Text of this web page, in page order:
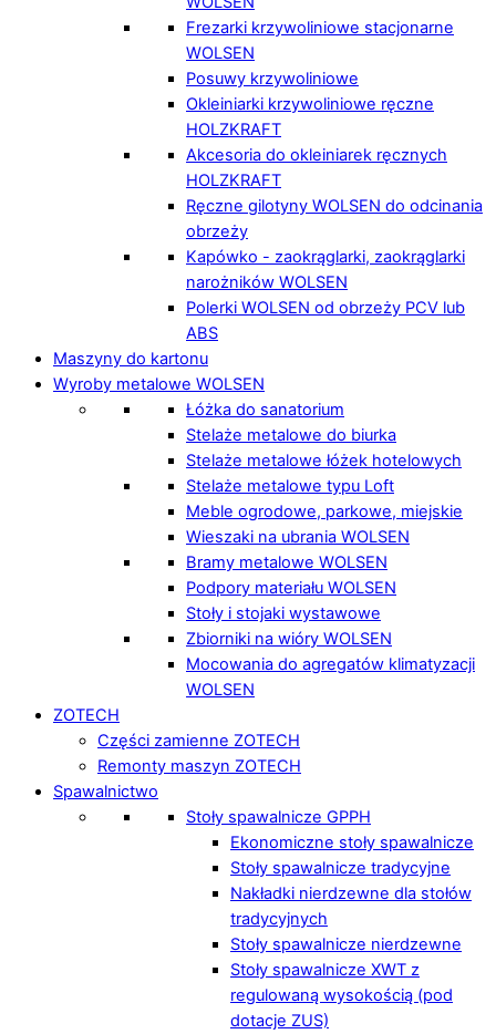
Frezarki krzywoliniowe stacjonarne
WOLSEN
Posuwy krzywoliniowe
Okleiniarki krzywoliniowe ręczne
HOLZKRAFT
Akcesoria do okleiniarek ręcznych
HOLZKRAFT
Ręczne gilotyny WOLSEN do odcinania
obrzeży
Kapówko - zaokrąglarki, zaokrąglarki
narożników WOLSEN
Polerki WOLSEN od obrzeży PCV lub
ABS
Maszyny do kartonu
Wyroby metalowe WOLSEN
Łóżka do sanatorium
Stelaże metalowe do biurka
Stelaże metalowe łóżek hotelowych
Stelaże metalowe typu Loft
Meble ogrodowe, parkowe, miejskie
Wieszaki na ubrania WOLSEN
Bramy metalowe WOLSEN
Podpory materiału WOLSEN
Stoły i stojaki wystawowe
Zbiorniki na wióry WOLSEN
Mocowania do agregatów klimatyzacji
WOLSEN
ZOTECH
Części zamienne ZOTECH
Remonty maszyn ZOTECH
Spawalnictwo
Stoły spawalnicze GPPH
Ekonomiczne stoły spawalnicze
Stoły spawalnicze tradycyjne
Nakładki nierdzewne dla stołów
tradycyjnych
Stoły spawalnicze nierdzewne
Stoły spawalnicze XWT z
regulowaną wysokością (pod
dotacje ZUS)